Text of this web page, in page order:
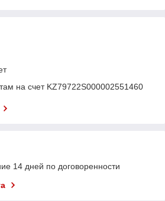
на счет KZ79722S000002551460
14 дней по договоренности